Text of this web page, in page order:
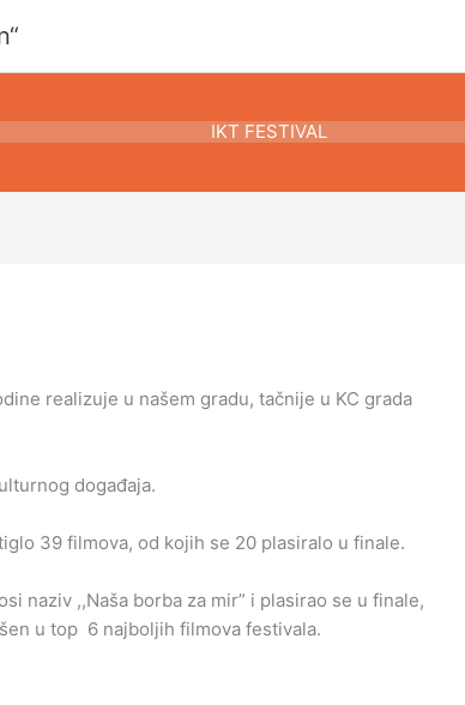
IKT FESTIVAL
realizuje u našem gradu, tačnije u KC grada
događaja.
39 filmova, od kojih se 20 plasiralo u finale.
naziv ,,Naša borba za mir” i plasirao se u finale,
u top 6 najboljih filmova festivala.